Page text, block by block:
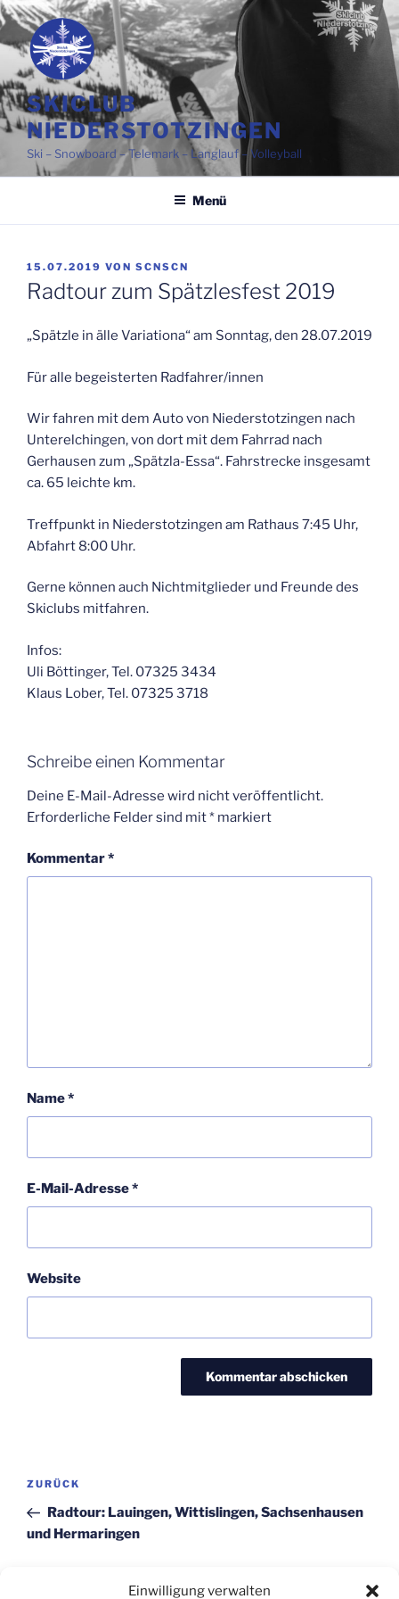
Einwilligung verwalten
Zum
Inhalt
springen
SKICLUB
NIEDERSTOTZINGEN
Ski – Snowboard – Telemark – Langlauf – Volleyball
Menü
VERÖFFENTLICHT
AM
15.07.2019 VON SCNSCN
Radtour zum Spätzlesfest 2019
„Spätzle in älle Variationa“ am Sonntag, den 28.07.2019
Für alle begeisterten Radfahrer/innen
Wir fahren mit dem Auto von Niederstotzingen nach
Unterelchingen, von dort mit dem Fahrrad nach
Gerhausen zum „Spätzla-Essa“. Fahrstrecke insgesamt
ca. 65 leichte km.
Treffpunkt in Niederstotzingen am Rathaus 7:45 Uhr,
Abfahrt 8:00 Uhr.
Gerne können auch Nichtmitglieder und Freunde des
Skiclubs mitfahren.
Infos:
Uli Böttinger, Tel. 07325 3434
Klaus Lober, Tel. 07325 3718
Schreibe einen Kommentar
Deine E-Mail-Adresse wird nicht veröffentlicht.
Erforderliche Felder sind mit* markiert
Kommentar*
Name*
E-Mail-Adresse*
Website
Beitragsnavigation
Vorheriger
Beitrag
ZURÜCK
Radtour: Lauingen, Wittislingen, Sachsenhausen
und Hermaringen